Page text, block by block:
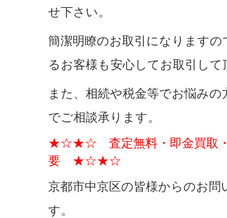
せ下さい。
簡潔明瞭のお取引になります
るお客様も安心してお取引し
また、相続や税金等でお悩み
でご相談承ります。
★☆★☆ 査定無料・即金買取・
要 ★☆★☆
京都市中京区の皆様からのお
す。